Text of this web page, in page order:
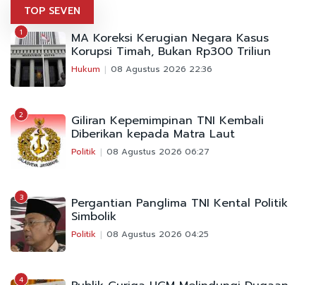
TOP SEVEN
1 MA Koreksi Kerugian Negara Kasus
Korupsi Timah, Bukan Rp300 Triliun
Hukum 08 Agustus 2026 22:36
2 Giliran Kepemimpinan TNI Kembali
Diberikan kepada Matra Laut
Politik 08 Agustus 2026 06:27
3 Pergantian Panglima TNI Kental Politik
Simbolik
Politik 08 Agustus 2026 04:25
4